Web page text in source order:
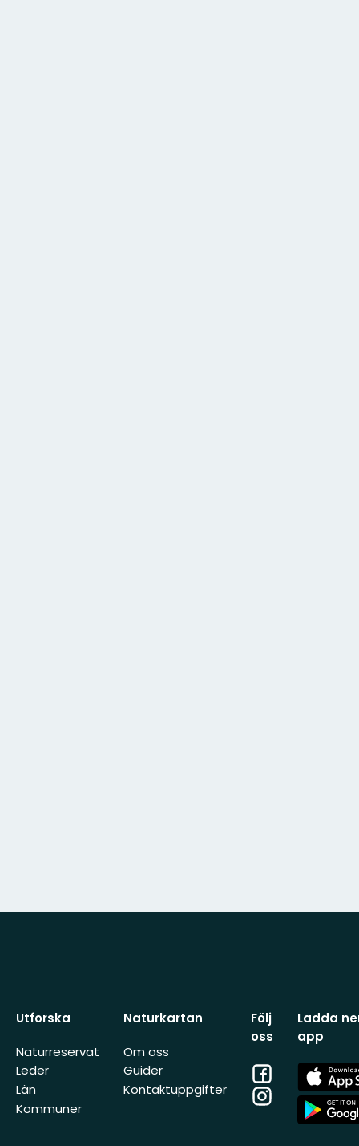
Utforska
Naturreservat
Leder
Län
Kommuner
Naturkartan
Om oss
Guider
Kontaktuppgifter
Följ
oss
Facebook
Instagram
Ladda
app
App
Store
App
Store